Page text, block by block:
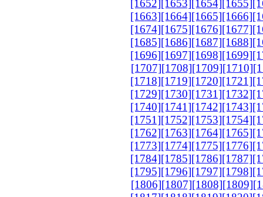
[1652][1653][1654][1655]
[1663][1664][1665][1666]
[1674][1675][1676][1677]
[1685][1686][1687][1688]
[1696][1697][1698][1699]
[1707][1708][1709][1710]
[1718][1719][1720][1721]
[1729][1730][1731][1732]
[1740][1741][1742][1743]
[1751][1752][1753][1754]
[1762][1763][1764][1765]
[1773][1774][1775][1776]
[1784][1785][1786][1787]
[1795][1796][1797][1798]
[1806][1807][1808][1809]